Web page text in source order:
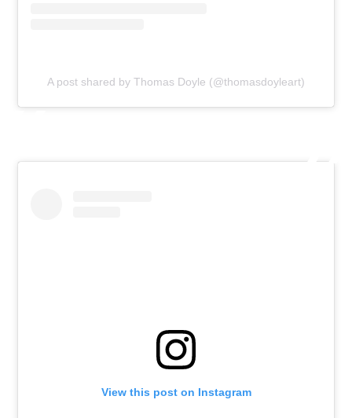
A post shared by Thomas Doyle (@thomasdoyleart)
View this post on Instagram